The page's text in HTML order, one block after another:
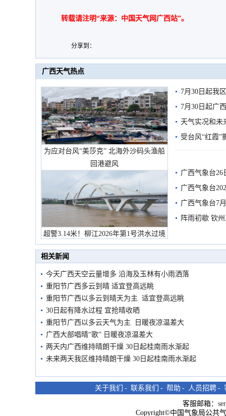
转载请注明“来源：中国天气网广西站”。
分享到：
广西天气热点
为应对台风“美莎克” 北海外沙码头渔船
回港避风
超警3.14米！柳江2026年第1号洪水过境
市民在堤岸见证汛况
7月30日起我
7月30日起广
天气实况和未
受台风“红霞”
有较强降雨
广西气象台26
广西气象台
预警
广西气象台7
阵雨初歇 钦
相关新闻
今天广西天空云量增多 沿海及玉林有小雨洒落
重阳节广西多云到晴 适宜登高远眺
重阳节广西以多云到晴天为主 适宜登高远眺
30日起有降水过程 宜抢晴收晒
重阳节广西以多云天气为主 日暖夜凉温差大
广西大部唱晴“歌” 日暖夜凉温差大
两天内广西维持晴朗干燥 30日起桂南雨水渐起
未来两天我区维持晴朗干燥 30日起桂南雨水渐起
关于我们 - 联系我们 - 帮助 - 人员招聘 -
客服邮箱：
Copyright©中国气象局公共